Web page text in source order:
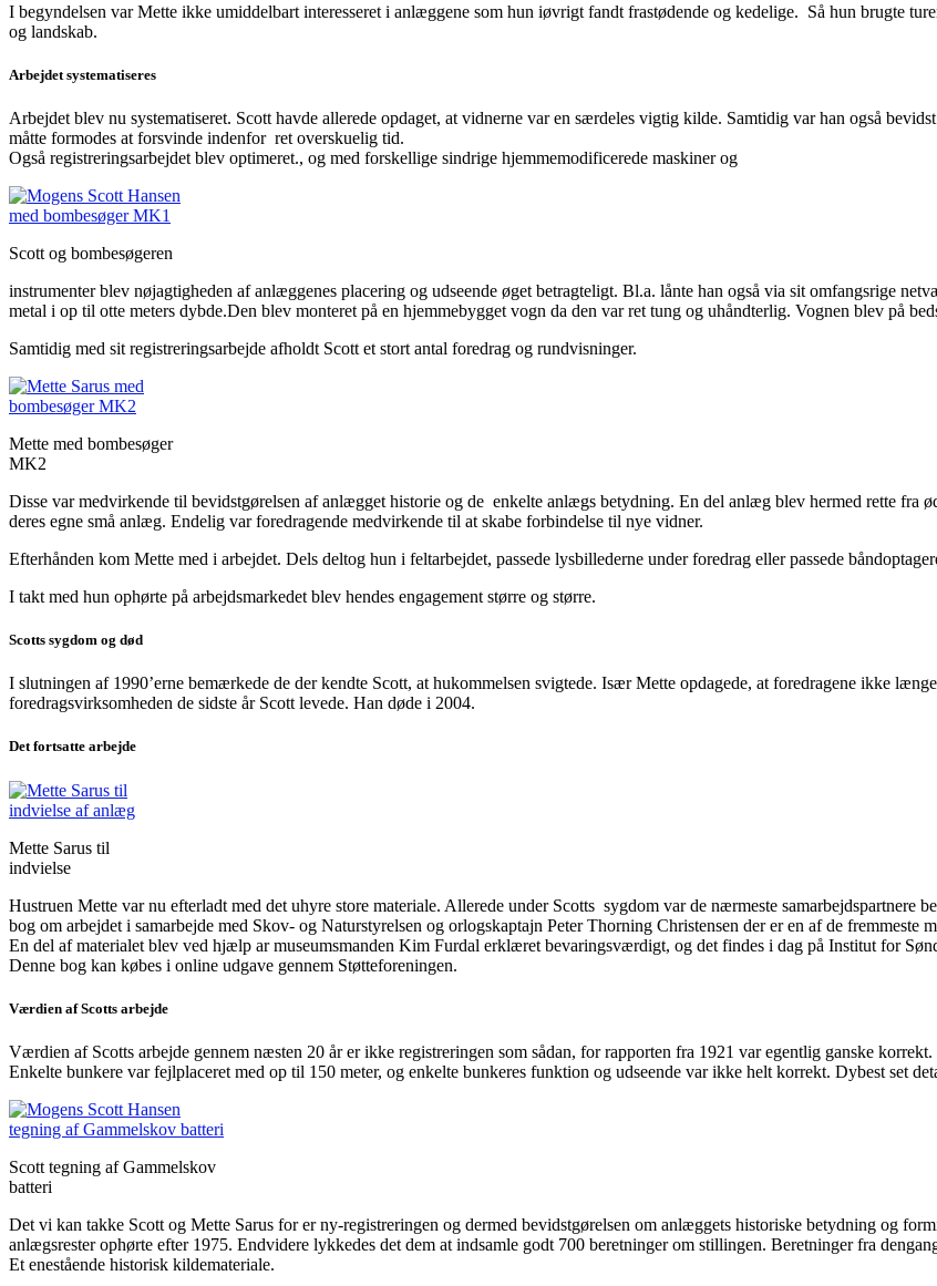
I begyndelsen var Mette ikke umiddelbart interesseret i anlæggene som hun iøvrigt fandt frastødende og kedelige. Så hun brugte
og landskab.
Arbejdet systematiseres
Arbejdet blev nu systematiseret. Scott havde allerede opdaget, at vidnerne var en særdeles vigtig kilde. Samtidig var han også
måtte formodes at forsvinde indenfor ret overskuelig tid.
Også registreringsarbejdet blev optimeret., og med forskellige sindrige hjemmemodificerede maskiner og
Scott og bombesøgeren
instrumenter blev nøjagtigheden af anlæggenes placering og udseende øget betragteligt. Bl.a. lånte han også via sit omfangsrige
metal i op til otte meters dybde.Den blev monteret på en hjemmebygget vogn da den var ret tung og uhåndterlig. Vognen blev på
Samtidig med sit registreringsarbejde afholdt Scott et stort antal foredrag og rundvisninger.
Mette med bombesøger
MK2
Disse var medvirkende til bevidstgørelsen af anlægget historie og de enkelte anlægs betydning. En del anlæg blev hermed rette fra
deres egne små anlæg. Endelig var foredragende medvirkende til at skabe forbindelse til nye vidner.
Efterhånden kom Mette med i arbejdet. Dels deltog hun i feltarbejdet, passede lysbillederne under foredrag eller passede
I takt med hun ophørte på arbejdsmarkedet blev hendes engagement større og større.
Scotts sygdom og død
I slutningen af 1990’erne bemærkede de der kendte Scott, at hukommelsen svigtede. Især Mette opdagede, at foredragene ikke
foredragsvirksomheden de sidste år Scott levede. Han døde i 2004.
Det fortsatte arbejde
Mette Sarus til
indvielse
Hustruen Mette var nu efterladt med det uhyre store materiale. Allerede under Scotts sygdom var de nærmeste samarbejdspartnere
bog om arbejdet i samarbejde med Skov- og Naturstyrelsen og orlogskaptajn Peter Thorning Christensen der er en af de
En del af materialet blev ved hjælp ar museumsmanden Kim Furdal erklæret bevaringsværdigt, og det findes i dag på Institut for
Denne bog kan købes i online udgave gennem Støtteforeningen.
Værdien af Scotts arbejde
Værdien af Scotts arbejde gennem næsten 20 år er ikke registreringen som sådan, for rapporten fra 1921 var egentlig ganske korrekt.
Enkelte bunkere var fejlplaceret med op til 150 meter, og enkelte bunkeres funktion og udseende var ikke helt korrekt. Dybest set
Scott tegning af Gammelskov
batteri
Det vi kan takke Scott og Mette Sarus for er ny-registreringen og dermed bevidstgørelsen om anlæggets historiske betydning og
anlægsrester ophørte efter 1975. Endvidere lykkedes det dem at indsamle godt 700 beretninger om stillingen. Beretninger fra
Et enestående historisk kildemateriale.